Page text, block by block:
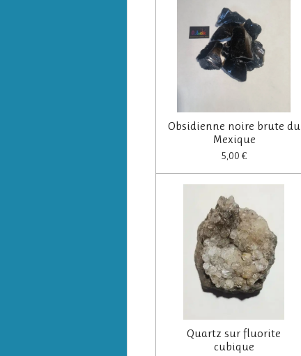
Obsidienne noire brute du
Mexique
5,00 €
Quartz sur fluorite
cubique